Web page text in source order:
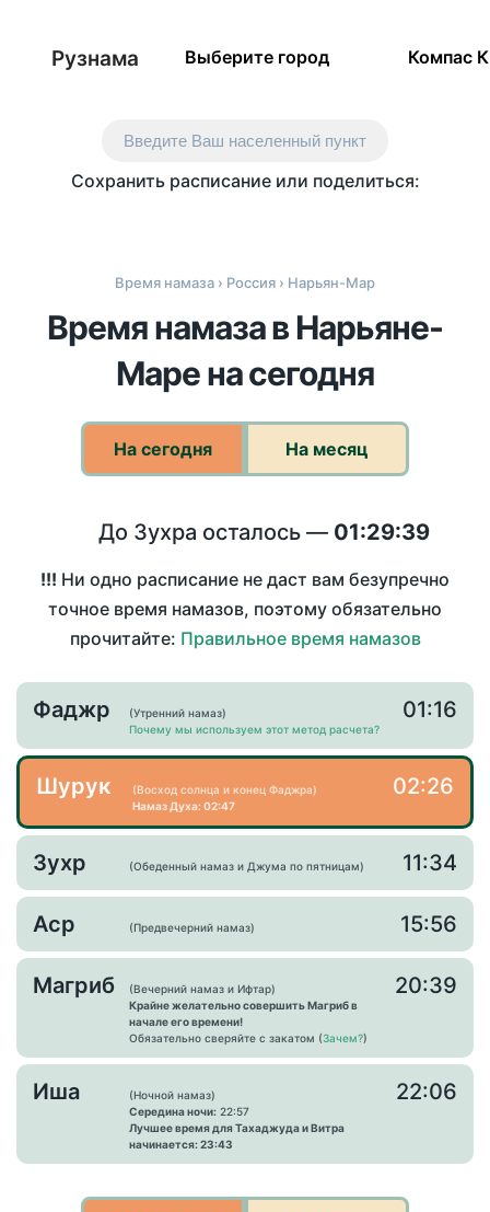
Рузнама Выберите город Компас
Введите Ваш населенный пункт
Сохранить расписание или поделиться:
Время намаза › Россия › Нарьян-Мар
Время намаза в Нарьяне-
Маре на сегодня
На сегодня На месяц
До Зухра осталось — 01:29:39
!!! Ни одно расписание не даст вам безупречно
точное время намазов, поэтому обязательно
прочитайте: Правильное время намазов
Фаджр
(Утренний намаз)
Почему мы используем этот метод расчета?
01:16
Шурук
(Восход солнца и конец Фаджра)
Намаз Духа: 02:47
02:26
Зухр (Обеденный намаз и Джума по пятницам) 11:34
Аср (Предвечерний намаз) 15:56
Магриб
(Вечерний намаз и Ифтар)
Крайне желательно совершить Магриб в
начале его времени!
Обязательно сверяйте с закатом (Зачем?)
20:39
Иша
(Ночной намаз)
Середина ночи: 22:57
Лучшее время для Тахаджуда и Витра
начинается: 23:43
22:06